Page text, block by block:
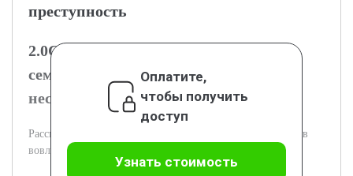
преступность
2.0Социально-экономические и
семейные причины вовлечения
несовершеннолетних
Рассмотрение социальной и семейной среды как факторов
вовлечения в криминальную среду.
Оплатите,
чтобы получить
доступ
Узнать стоимость